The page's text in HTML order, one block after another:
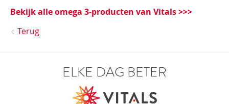
Bekijk alle omega 3-producten van Vitals >>>
Terug
ELKE DAG BETER